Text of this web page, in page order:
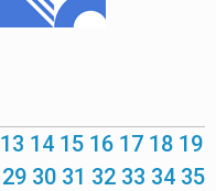
13 14 15 16 17 18 19
29 30 31 32 33 34 35